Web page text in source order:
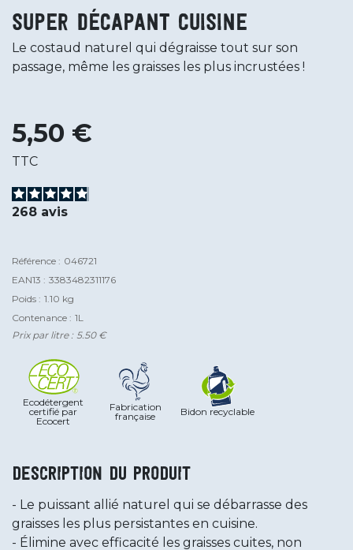
Super décapant cuisine
Le costaud naturel qui dégraisse tout sur son
passage, même les graisses les plus incrustées !
5,50 €
TTC
268 avis
Référence : 046721
EAN13 : 3383482311176
Poids : 1.10 kg
Contenance : 1L
Prix par litre : 5.50 €
Ecodétergent
certifié par
Ecocert
Fabrication
française
Bidon recyclable
Description du produit
Le puissant allié naturel qui se débarrasse des
graisses les plus persistantes en cuisine.
Élimine avec efficacité les graisses cuites, non